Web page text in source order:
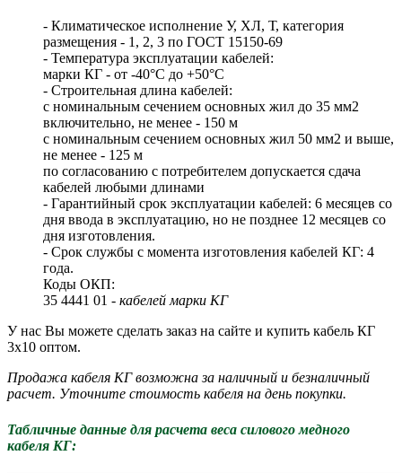
- Климатическое исполнение У, ХЛ, Т, категория
размещения - 1, 2, 3 по ГОСТ 15150-69
- Температура эксплуатации кабелей:
марки КГ - от -40°С до +50°С
- Строительная длина кабелей:
с номинальным сечением основных жил до 35 мм2
включительно, не менее - 150 м
с номинальным сечением основных жил 50 мм2 и выше,
не менее - 125 м
по согласованию с потребителем допускается сдача
кабелей любыми длинами
- Гарантийный срок эксплуатации кабелей: 6 месяцев со
дня ввода в эксплуатацию, но не позднее 12 месяцев со
дня изготовления.
- Срок службы с момента изготовления кабелей КГ: 4
года.
Коды ОКП:
35 4441 01 - кабелей марки КГ
У нас Вы можете сделать заказ на сайте и купить кабель КГ
3х10 оптом.
Продажа кабеля КГ возможна за наличный и безналичный
расчет. Уточните стоимость кабеля на день покупки.
Табличные данные для расчета веса силового медного
кабеля КГ: